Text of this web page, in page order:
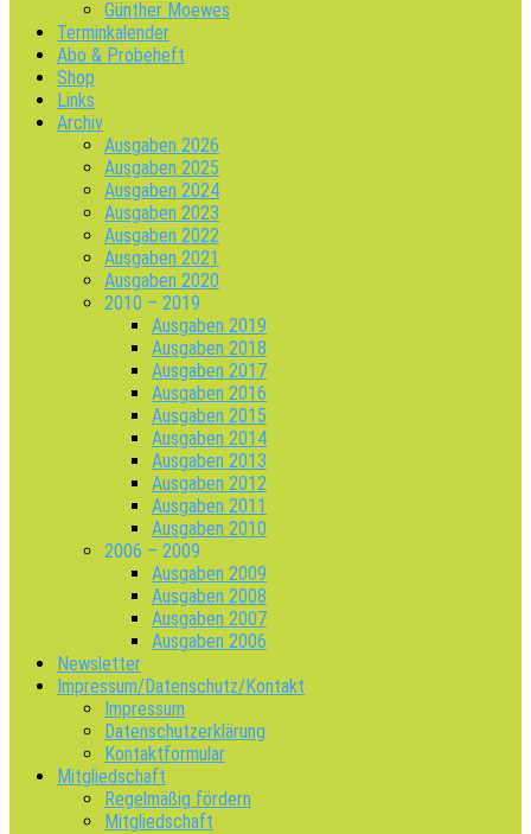
Günther Moewes
Terminkalender
Abo & Probeheft
Shop
Links
Archiv
Ausgaben 2026
Ausgaben 2025
Ausgaben 2024
Ausgaben 2023
Ausgaben 2022
Ausgaben 2021
Ausgaben 2020
2010 – 2019
Ausgaben 2019
Ausgaben 2018
Ausgaben 2017
Ausgaben 2016
Ausgaben 2015
Ausgaben 2014
Ausgaben 2013
Ausgaben 2012
Ausgaben 2011
Ausgaben 2010
2006 – 2009
Ausgaben 2009
Ausgaben 2008
Ausgaben 2007
Ausgaben 2006
Newsletter
Impressum/Datenschutz/Kontakt
Impressum
Datenschutzerklärung
Kontaktformular
Mitgliedschaft
Regelmäßig fördern
Mitgliedschaft